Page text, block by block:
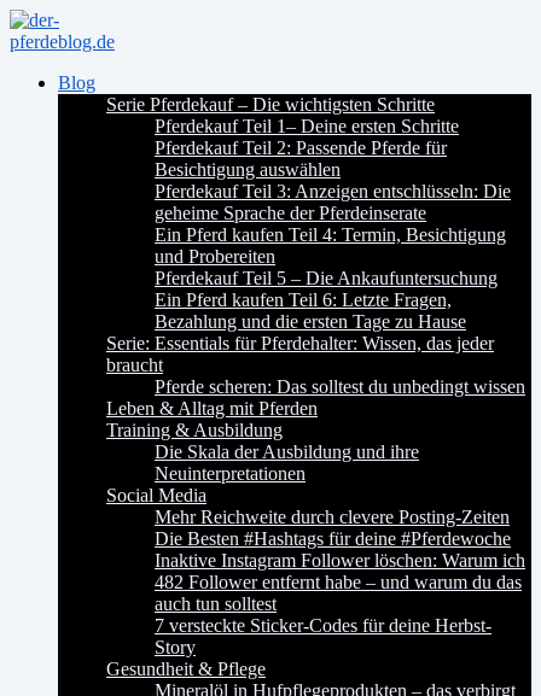
Blog
Serie Pferdekauf – Die wichtigsten Schritte
Pferdekauf Teil 1– Deine ersten Schritte
Pferdekauf Teil 2: Passende Pferde für
Besichtigung auswählen
Pferdekauf Teil 3: Anzeigen entschlüsseln: Die
geheime Sprache der Pferdeinserate
Ein Pferd kaufen Teil 4: Termin, Besichtigung
und Probereiten
Pferdekauf Teil 5 – Die Ankaufuntersuchung
Ein Pferd kaufen Teil 6: Letzte Fragen,
Bezahlung und die ersten Tage zu Hause
Serie: Essentials für Pferdehalter: Wissen, das jeder
braucht
Pferde scheren: Das solltest du unbedingt wissen
Leben & Alltag mit Pferden
Training & Ausbildung
Die Skala der Ausbildung und ihre
Neuinterpretationen
Social Media
Mehr Reichweite durch clevere Posting-Zeiten
Die Besten #Hashtags für deine #Pferdewoche
Inaktive Instagram Follower löschen: Warum ich
482 Follower entfernt habe – und warum du das
auch tun solltest
7 versteckte Sticker-Codes für deine Herbst-
Story
Gesundheit & Pflege
Mineralöl in Hufpflegeprodukten – das verbirgt